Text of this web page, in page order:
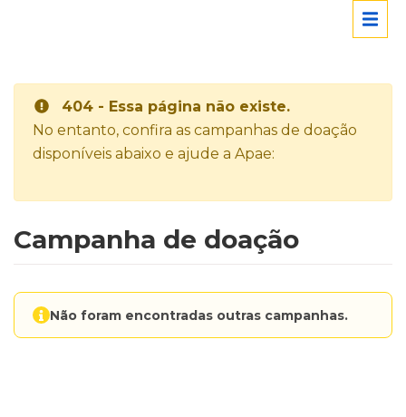
404 - Essa página não existe.
No entanto, confira as campanhas de doação
disponíveis abaixo e ajude a Apae:
Campanha de doação
Não foram encontradas outras campanhas.